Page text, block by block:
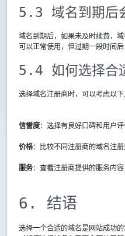
5.3 域名到期后
域名到期后，如果未及时续费，
可以正常使用，但过期一段时间
5.4 如何选择合
选择域名注册商时，可以考虑以下
信誉度：选择有良好口碑和用户评
价格：比较不同注册商的域名注
服务：查看注册商提供的服务内容
6. 结语
选择一个合适的域名是网站成功